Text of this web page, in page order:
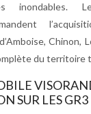
inondables.
Chinon,
du territoire
SUR LES